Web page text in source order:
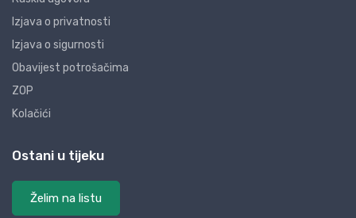
Izjava o privatnosti
Izjava o sigurnosti
Obavijest potrošačima
ZOP
Kolačići
Ostani u tijeku
Želim na listu